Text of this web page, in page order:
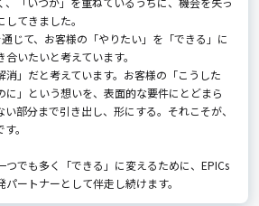
てきました。
じて、お客様の「やりたい」を「できる」に
いたいと考えています。
消」だと考えています。お客様の「こうした
に」という想いを、表面的な要件にとどまら
部分まで引き出し、形にする。それこそが、
。
つでも多く「できる」に変えるために、EPICs
ートナーとして伴走し続けます。